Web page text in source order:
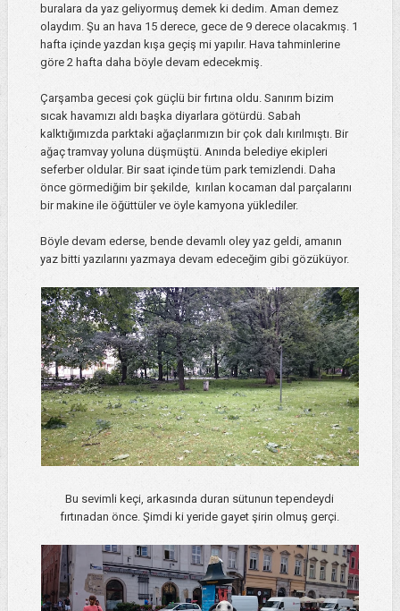
buralara da yaz geliyormuş demek ki dedim. Aman demez
olaydım. Şu an hava 15 derece, gece de 9 derece olacakmış. 1
hafta içinde yazdan kışa geçiş mi yapılır. Hava tahminlerine
göre 2 hafta daha böyle devam edecekmiş.
Çarşamba gecesi çok güçlü bir fırtına oldu. Sanırım bizim
sıcak havamızı aldı başka diyarlara götürdü. Sabah
kalktığımızda parktaki ağaçlarımızın bir çok dalı kırılmıştı. Bir
ağaç tramvay yoluna düşmüştü. Anında belediye ekipleri
seferber oldular. Bir saat içinde tüm park temizlendi. Daha
önce görmediğim bir şekilde, kırılan kocaman dal parçalarını
bir makine ile öğüttüler ve öyle kamyona yüklediler.
Böyle devam ederse, bende devamlı oley yaz geldi, amanın
yaz bitti yazılarını yazmaya devam edeceğim gibi gözüküyor.
Bu sevimli keçi, arkasında duran sütunun tependeydi
fırtınadan önce. Şimdi ki yeride gayet şirin olmuş gerçi.